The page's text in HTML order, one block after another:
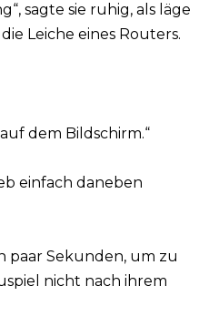
sagte sie ruhig, als läge
Leiche eines Routers.
dem Bildschirm.“
einfach daneben
paar Sekunden, um zu
nicht nach ihrem